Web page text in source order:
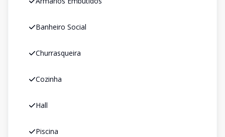
Banheiro Social
Churrasqueira
Cozinha
Hall
Piscina